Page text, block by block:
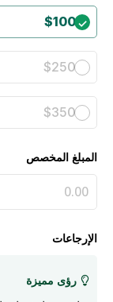
$100
$250
$350
المبلغ المخصص
الإرجاعات
رؤى مميزة